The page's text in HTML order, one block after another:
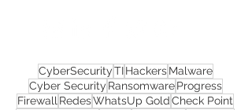
CyberSecurityTIHackersMalware